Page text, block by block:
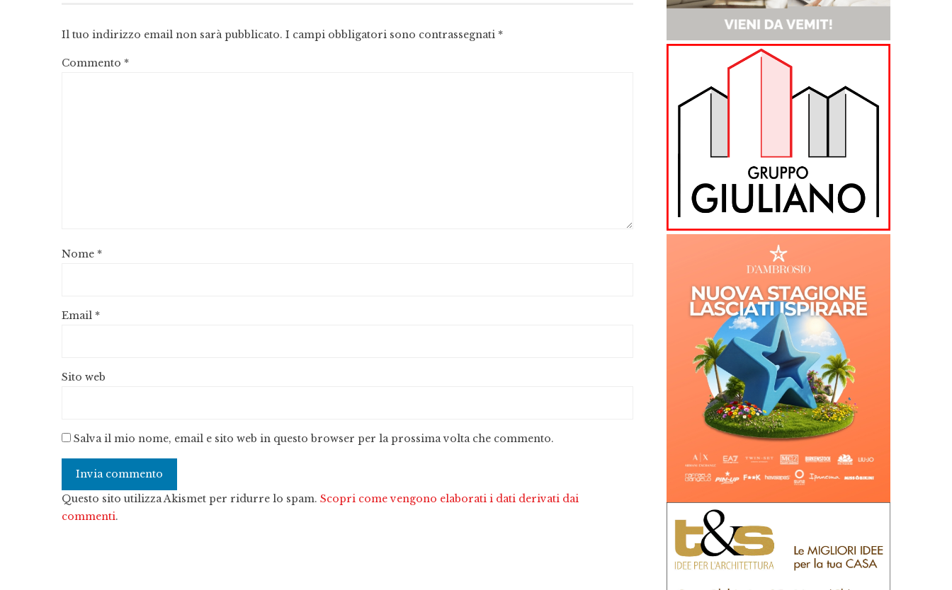
Il tuo indirizzo email non sarà pubblicato. I campi obbligatori sono contrassegnati *
Commento *
Nome *
Email *
Sito web
Salva il mio nome, email e sito web in questo browser per la prossima volta che commento.
Questo sito utilizza Akismet per ridurre lo spam. Scopri come vengono elaborati i dati derivati dai
commenti.